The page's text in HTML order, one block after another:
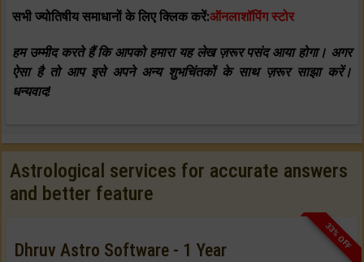
सभी ज्योतिषीय समाधानों के लिए क्लिक करें:ऑनलाशॉपिंग स्टोर
हम उम्मीद करते हैं कि आपको हमारा यह लेख ज़रूर पसंद आया होगा। अगर
ऐसा है तो आप इसे अपने अन्य शुभचिंतकों के साथ ज़रूर साझा करें।
धन्यवाद!
Astrological services for accurate answers
and better feature
33% OFF
Dhruv Astro Software - 1 Year